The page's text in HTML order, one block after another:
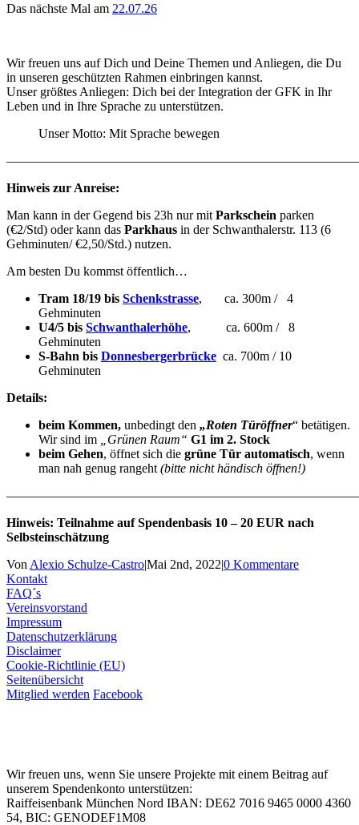
Das nächste Mal am 22.07.26
Wir freuen uns auf Dich und Deine Themen und Anliegen, die Du
in unseren geschützten Rahmen einbringen kannst.
Unser größtes Anliegen: Dich bei der Integration der GFK in Ihr
Leben und in Ihre Sprache zu unterstützen.
Unser Motto: Mit Sprache bewegen
Hinweis zur Anreise:
Man kann in der Gegend bis 23h nur mit Parkschein parken
(€2/Std) oder kann das Parkhaus in der Schwanthalerstr. 113 (6
Gehminuten/ €2,50/Std.) nutzen.
Am besten Du kommst öffentlich…
Tram 18/19 bis Schenkstrasse, ca. 300m / 4
Gehminuten
U4/5 bis Schwanthalerhöhe, ca. 600m / 8
Gehminuten
S-Bahn bis Donnesbergerbrücke ca. 700m / 10
Gehminuten
Details:
beim Kommen, unbedingt den „Roten Türöffner“ betätigen.
Wir sind im
„Grünen Raum“ G1 im 2. Stock
beim Gehen, öffnet sich die grüne Tür automatisch, wenn
man nah genug rangeht (bitte nicht händisch öffnen!)
Hinweis: Teilnahme auf Spendenbasis 10 – 20 EUR nach
Selbsteinschätzung
Von Alexio Schulze-Castro|Mai 2nd, 2022|0 Kommentare
Kontakt
FAQ´s
Vereinsvorstand
Impressum
Datenschutzerklärung
Disclaimer
Cookie-Richtlinie (EU)
Seitenübersicht
Mitglied werden Facebook
Wir freuen uns, wenn Sie unsere Projekte mit einem Beitrag auf
unserem Spendenkonto unterstützen:
Raiffeisenbank München Nord IBAN: DE62 7016 9465 0000 4360
54, BIC: GENODEF1M08